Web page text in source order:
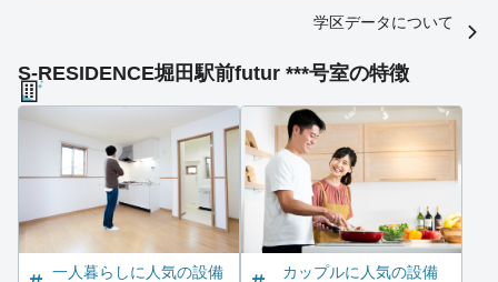
学区データについて
S-RESIDENCE堀田駅前futur ***号室の特徴
一人暮らしに人気の設備 カップルに人気の設備